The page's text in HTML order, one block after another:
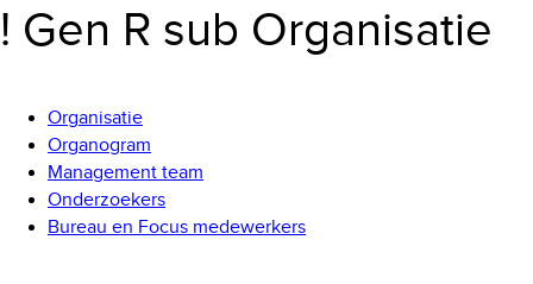
! Gen R sub Organisatie
Organisatie
Organogram
Management team
Onderzoekers
Bureau en Focus medewerkers